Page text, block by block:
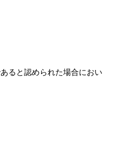
ると認められた場合におい